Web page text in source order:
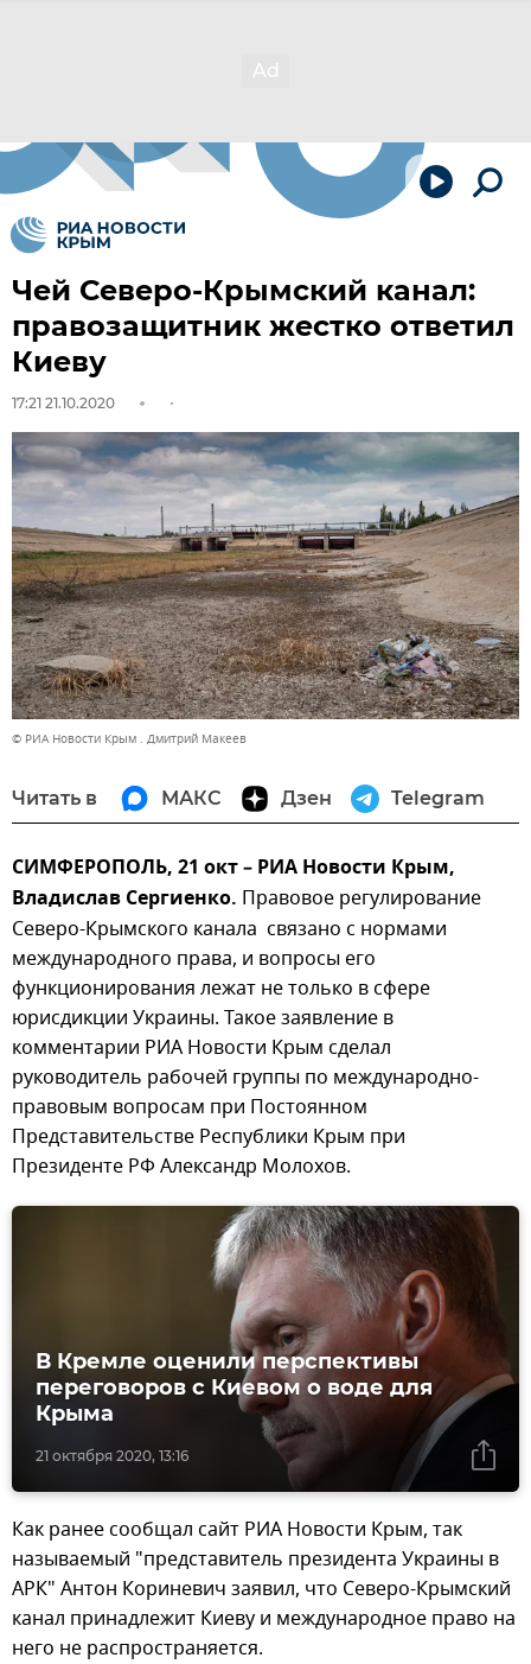
Чей Северо-Крымский канал:
правозащитник жестко ответил
Киеву
17:21 21.10.2020
© РИА Новости Крым . Дмитрий Макеев
Читать в МАКС Дзен Telegram
СИМФЕРОПОЛЬ, 21 окт – РИА Новости Крым,
Владислав Сергиенко. Правовое регулирование
Северо-Крымского канала связано с нормами
международного права, и вопросы его
функционирования лежат не только в сфере
юрисдикции Украины. Такое заявление в
комментарии РИА Новости Крым сделал
руководитель рабочей группы по международно-
правовым вопросам при Постоянном
Представительстве Республики Крым при
Президенте РФ Александр Молохов.
21 октября 2020, 13:16
В Кремле оценили перспективы
переговоров с Киевом о воде для
Крыма
Как ранее сообщал сайт РИА Новости Крым, так
называемый "представитель президента Украины в
АРК" Антон Кориневич заявил, что Северо-Крымский
канал принадлежит Киеву и международное право на
него не распространяется.